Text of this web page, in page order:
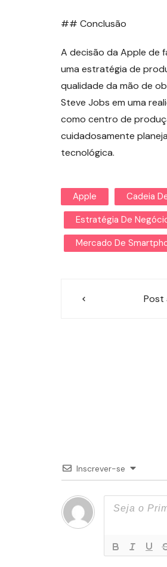
## Conclusão
A decisão da Apple de
uma estratégia de
qualidade da mão de
Steve Jobs em uma
como centro de
cuidadosamente
tecnológica.
Apple Cadeia
Estratégia De
Mercado De
NavegaçãoPost
Inscrever-se